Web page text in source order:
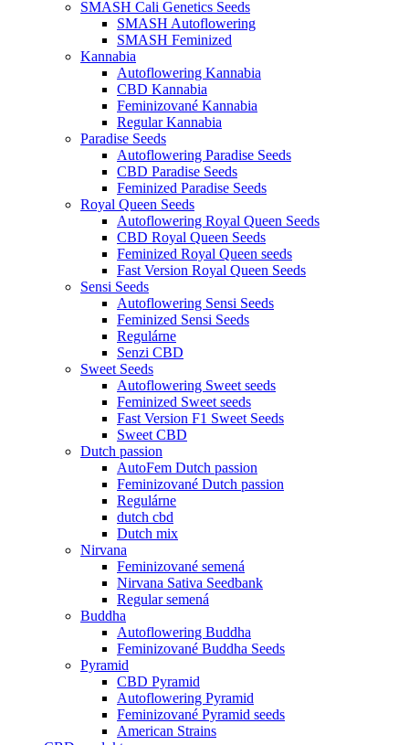
SMASH Cali Genetics Seeds
SMASH Autoflowering
SMASH Feminized
Kannabia
Autoflowering Kannabia
CBD Kannabia
Feminizované Kannabia
Regular Kannabia
Paradise Seeds
Autoflowering Paradise Seeds
CBD Paradise Seeds
Feminized Paradise Seeds
Royal Queen Seeds
Autoflowering Royal Queen Seeds
CBD Royal Queen Seeds
Feminized Royal Queen seeds
Fast Version Royal Queen Seeds
Sensi Seeds
Autoflowering Sensi Seeds
Feminized Sensi Seeds
Regulárne
Senzi CBD
Sweet Seeds
Autoflowering Sweet seeds
Feminized Sweet seeds
Fast Version F1 Sweet Seeds
Sweet CBD
Dutch passion
AutoFem Dutch passion
Feminizované Dutch passion
Regulárne
dutch cbd
Dutch mix
Nirvana
Feminizované semená
Nirvana Sativa Seedbank
Regular semená
Buddha
Autoflowering Buddha
Feminizované Buddha Seeds
Pyramid
CBD Pyramid
Autoflowering Pyramid
Feminizované Pyramid seeds
American Strains